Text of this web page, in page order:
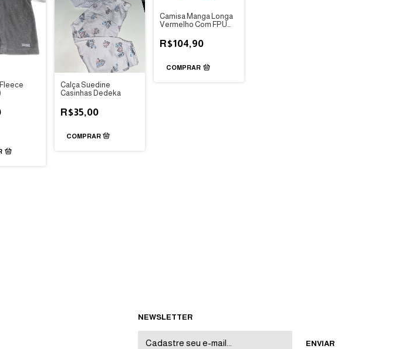
Calça Suedine
Casinhas Dedeka
R$35,00
Camisa Manga Longa
Vermelho Com FPU
R$104,90
COMPRAR
NEWSLETTER